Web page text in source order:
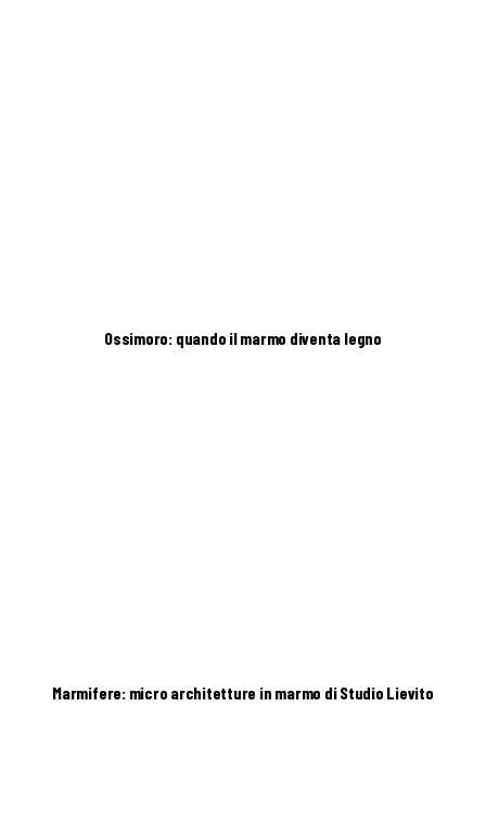
Ossimoro: quando il marmo diventa legno
Marmifere: micro architetture in marmo di Studio Lievito